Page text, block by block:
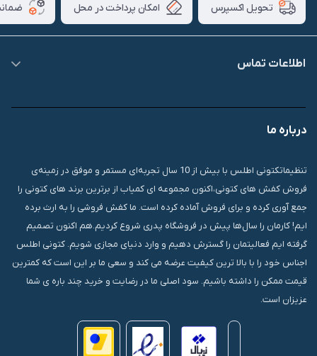
تحویل اکسپرس امکان پرداخت در محل
اطلاعات تماس
درباره ما
تنظیماتکتونی اطلس با بیش از 10 سال تجربه‌ای مستمر و موفق در زمینه‌ی
فروش کفش های کتونی،اکنون مجموعه ای کمیاب از برترین برند های کتونی را
جمع آوری کرده و برای فروش آماده کرده است. ما کفش فروشی را به ارث برده
ایم! کارمان را سال‌ها پیش در فروشگاه پدری شروع کردیم.هم اکنون تصمیم
گرفته ایم فعالیتمان را گسترش دهیم و وارد دنیای مجازی شویم. کتونی اطلس
اجناس خود را با بالا ترین کیفیت عرضه می کند و سعی ما بر این است که کمترین
قیمت ممکن را داشته باشیم. سود اصلی ما در رضایت و خرید چند باره ی شما
عزیزان است.